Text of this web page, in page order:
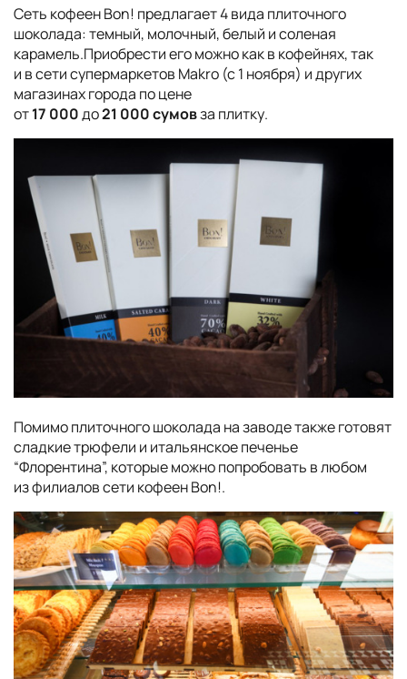
Сеть кофеен Bon! предлагает 4 вида плиточного
шоколада: темный, молочный, белый и соленая
карамель.Приобрести его можно как в кофейнях, так
и в сети супермаркетов Makro (c 1 ноября) и других
магазинах города по цене
от17 000до21 000 сумовза плитку.
Помимо плиточного шоколада на заводе также готовят
сладкие трюфели и итальянское печенье
“Флорентина”, которые можно попробовать в любом
из филиалов сети кофеен Bon!.